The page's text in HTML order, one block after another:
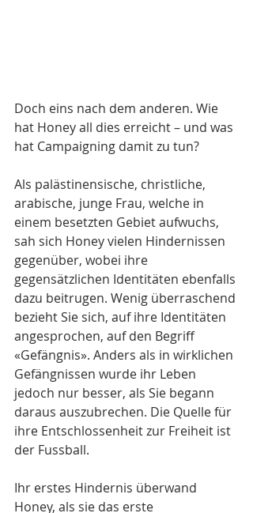
Doch eins nach dem anderen. Wie
hat Honey all dies erreicht – und was
hat Campaigning damit zu tun?
Als palästinensische, christliche,
arabische, junge Frau, welche in
einem besetzten Gebiet aufwuchs,
sah sich Honey vielen Hindernissen
gegenüber, wobei ihre
gegensätzlichen Identitäten ebenfalls
dazu beitrugen. Wenig überraschend
bezieht Sie sich, auf ihre Identitäten
angesprochen, auf den Begriff
«Gefängnis». Anders als in wirklichen
Gefängnissen wurde ihr Leben
jedoch nur besser, als Sie begann
daraus auszubrechen. Die Quelle für
ihre Entschlossenheit zur Freiheit ist
der Fussball.
Ihr erstes Hindernis überwand
Honey, als sie das erste